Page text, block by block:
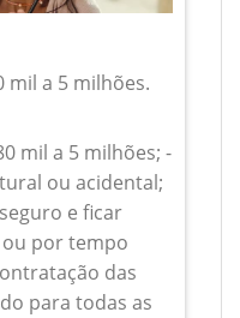
mil a 5 milhões.
mil a 5 milhões; -
ou acidental;
e ficar
por tempo
das
para todas as